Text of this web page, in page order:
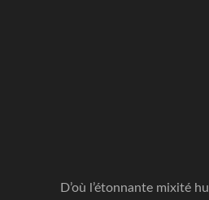
D’où l’étonnante mixité